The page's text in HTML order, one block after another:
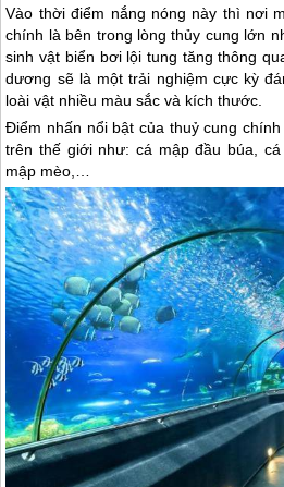
Vào thời điểm nắng nóng này thì nơi
chính là bên trong lòng thủy cung lớn
sinh vật biển bơi lội tung tăng thông
dương sẽ là một trải nghiệm cực kỳ
loài vật nhiều màu sắc và kích thước.
Điểm nhấn nổi bật của thuỷ cung
trên thế giới như: cá mập đầu búa,
mập mèo,…